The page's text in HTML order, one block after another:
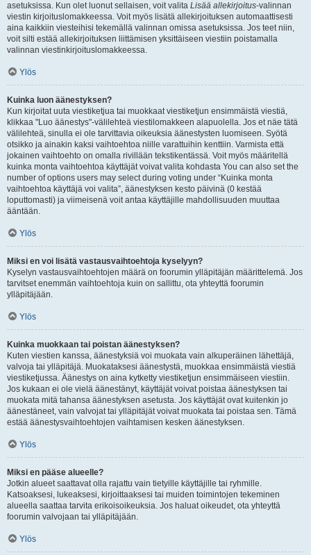
asetuksissa. Kun olet luonut sellaisen, voit valita Lisää allekirjoitus-valinnan
viestin kirjoituslomakkeessa. Voit myös lisätä allekirjoituksen automaattisesti
aina kaikkiin viesteihisi tekemällä valinnan omissa asetuksissa. Jos teet niin,
voit silti estää allekirjoituksen liittämisen yksittäiseen viestiin poistamalla
valinnan viestinkirjoituslomakkeessa.
Ylös
Kuinka luon äänestyksen?
Kun kirjoitat uuta viestiketjua tai muokkaat viestiketjun ensimmäistä viestiä,
klikkaa "Luo äänestys"-välilehteä viestilomakkeen alapuolella. Jos et näe tätä
välilehteä, sinulla ei ole tarvittavia oikeuksia äänestysten luomiseen. Syötä
otsikko ja ainakin kaksi vaihtoehtoa niille varattuihin kenttiin. Varmista että
jokainen vaihtoehto on omalla rivillään tekstikentässä. Voit myös määritellä
kuinka monta vaihtoehtoa käyttäjät voivat valita kohdasta You can also set the
number of options users may select during voting under “Kuinka monta
vaihtoehtoa käyttäjä voi valita”, äänestyksen kesto päivinä (0 kestää
loputtomasti) ja viimeisenä voit antaa käyttäjille mahdollisuuden muuttaa
ääntään.
Ylös
Miksi en voi lisätä vastausvaihtoehtoja kyselyyn?
Kyselyn vastausvaihtoehtojen määrä on foorumin ylläpitäjän määrittelemä. Jos
tarvitset enemmän vaihtoehtoja kuin on sallittu, ota yhteyttä foorumin
ylläpitäjään.
Ylös
Kuinka muokkaan tai poistan äänestyksen?
Kuten viestien kanssa, äänestyksiä voi muokata vain alkuperäinen lähettäjä,
valvoja tai ylläpitäjä. Muokataksesi äänestystä, muokkaa ensimmäistä viestiä
viestiketjussa. Äänestys on aina kytketty viestiketjun ensimmäiseen viestiin.
Jos kukaan ei ole vielä äänestänyt, käyttäjät voivat poistaa äänestyksen tai
muokata mitä tahansa äänestyksen asetusta. Jos käyttäjät ovat kuitenkin jo
äänestäneet, vain valvojat tai ylläpitäjät voivat muokata tai poistaa sen. Tämä
estää äänestysvaihtoehtojen vaihtamisen kesken äänestyksen.
Ylös
Miksi en pääse alueelle?
Jotkin alueet saattavat olla rajattu vain tietyille käyttäjille tai ryhmille.
Katsoaksesi, lukeaksesi, kirjoittaaksesi tai muiden toimintojen tekeminen
alueella saattaa tarvita erikoisoikeuksia. Jos haluat oikeudet, ota yhteyttä
foorumin valvojaan tai ylläpitäjään.
Ylös